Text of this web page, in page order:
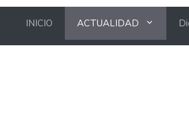
INICIO ACTUALIDAD